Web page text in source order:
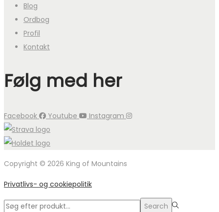
Blog
Ordbog
Profil
Kontakt
Følg med her
Facebook Youtube Instagram
Copyright © 2026 King of Mountains
Privatlivs- og cookiepolitik
Search
Search